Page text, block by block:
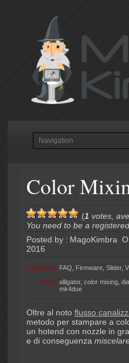
Color
(1 votes,
You need to be a
Posted by : MagoKimbra
2016
Category
:
FAQ Firmware ,Slider,
Tags: alligator,color mixing ,
mk4due
Oltre al noto flusso
metodo per stampare a
un hotend con nozzle in
e di conseguenza